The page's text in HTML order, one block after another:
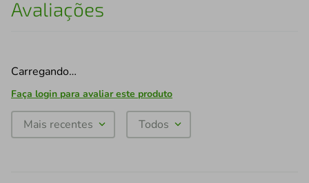
Avaliações
Carregando…
Faça login para avaliar este produto
Mais recentes Todos